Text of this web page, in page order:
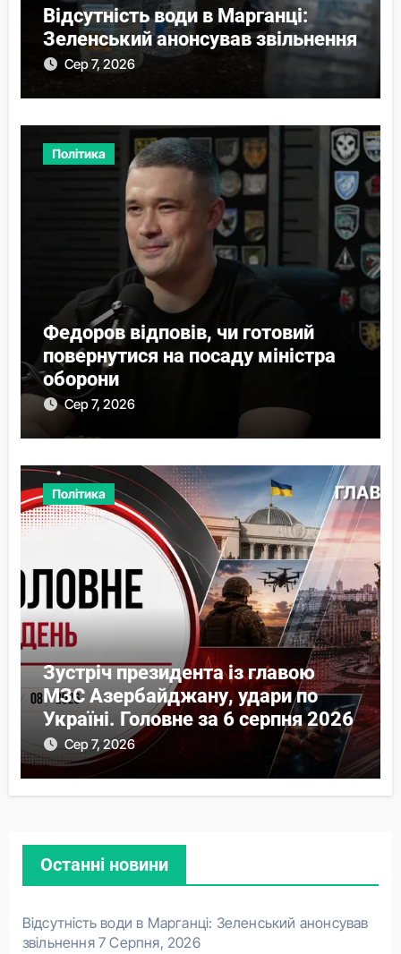
Відсутність води в Марганці:
Зеленський анонсував звільнення
Сер 7, 2026
Політика
Федоров відповів, чи готовий
повернутися на посаду міністра
оборони
Сер 7, 2026
Політика
Зустріч президента із главою
МЗС Азербайджану, удари по
Україні. Головне за 6 серпня 2026
Сер 7, 2026
Останні новини
Відсутність води в Марганці: Зеленський анонсував
звільнення 7 Серпня, 2026